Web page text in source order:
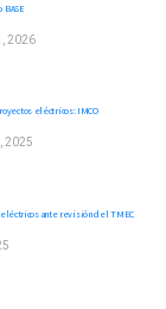
BASE
2026
eléctricos: IMCO
2025
eléctricos ante revisión del TMEC